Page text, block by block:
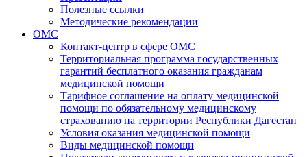
Полезные ссылки
Методические рекомендации
ОМС
Контакт-центр в сфере ОМС
Территориальная программа государственных
гарантий бесплатного оказания гражданам
медицинской помощи
Тарифное соглашение на оплату медицинской
помощи по обязательному медицинскому
страхованию на территории Республики Дагестан
Условия оказания медицинской помощи
Виды медицинской помощи